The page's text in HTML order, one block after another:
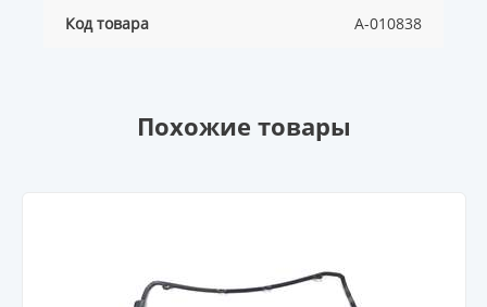
Код товара A-010838
Похожие товары